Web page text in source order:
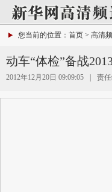
您当前的位置： 首页 > 高清
动车“体检”备战
2012年12月20日 09:09:05 责